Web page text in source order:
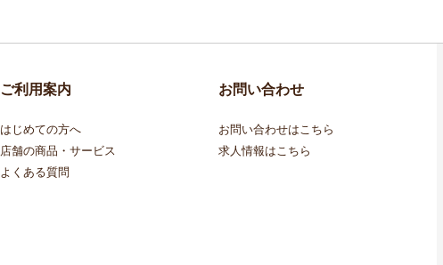
ご利用案内
はじめての方へ
店舗の商品・サービス
よくある質問
お問い合わせ
お問い合わせはこちら
求人情報はこちら